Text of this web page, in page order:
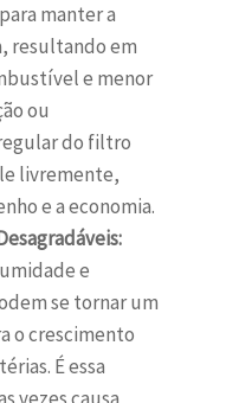
manter a
resultando em
e menor
ou
do filtro
livremente,
e a economia.
e
se tornar um
o crescimento
É essa